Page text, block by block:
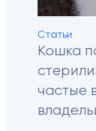
Статьи
Кошка
частые